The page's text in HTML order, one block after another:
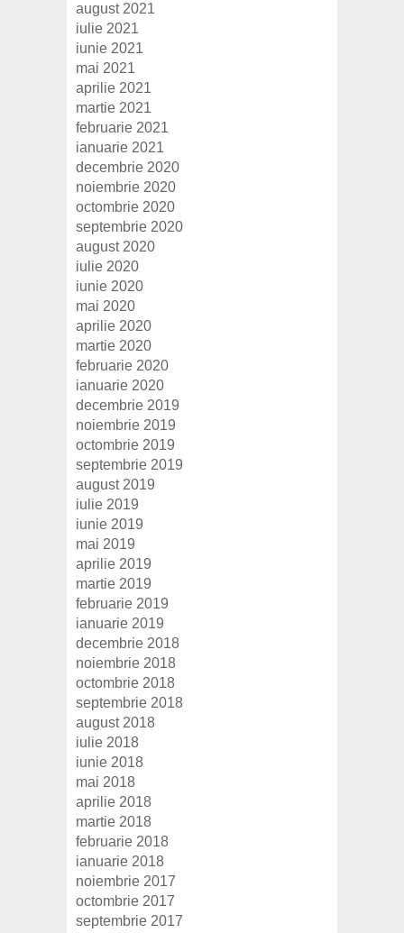
august 2021
iulie 2021
iunie 2021
mai 2021
aprilie 2021
martie 2021
februarie 2021
ianuarie 2021
decembrie 2020
noiembrie 2020
octombrie 2020
septembrie 2020
august 2020
iulie 2020
iunie 2020
mai 2020
aprilie 2020
martie 2020
februarie 2020
ianuarie 2020
decembrie 2019
noiembrie 2019
octombrie 2019
septembrie 2019
august 2019
iulie 2019
iunie 2019
mai 2019
aprilie 2019
martie 2019
februarie 2019
ianuarie 2019
decembrie 2018
noiembrie 2018
octombrie 2018
septembrie 2018
august 2018
iulie 2018
iunie 2018
mai 2018
aprilie 2018
martie 2018
februarie 2018
ianuarie 2018
noiembrie 2017
octombrie 2017
septembrie 2017